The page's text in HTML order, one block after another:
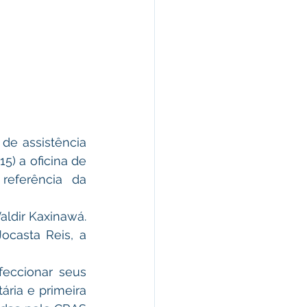
assistência
a oficina de
da
Kaxinawá.
Reis, a
seus
e primeira